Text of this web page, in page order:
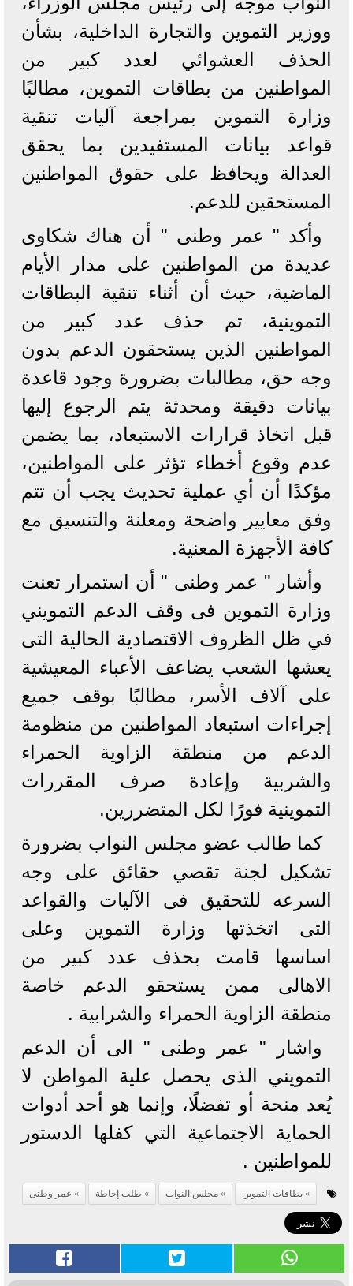
ووزير التموين والتجارة الداخلية، بشأن
الحذف العشوائي لعدد كبير من
المواطنين من بطاقات التموين، مطالبًا
وزارة التموين بمراجعة آليات تنقية
قواعد بيانات المستفيدين بما يحقق
العدالة ويحافظ على حقوق المواطنين
المستحقين للدعم.
وأكد " عمر وطنى " أن هناك شكاوى
عديدة من المواطنين على مدار الأيام
الماضية، حيث أن أثناء تنقية البطاقات
التموينية، تم حذف عدد كبير من
المواطنين الذين يستحقون الدعم بدون
وجه حق، مطالبات بضرورة وجود قاعدة
بيانات دقيقة ومحدثة يتم الرجوع إليها
قبل اتخاذ قرارات الاستبعاد، بما يضمن
عدم وقوع أخطاء تؤثر على المواطنين،
مؤكدًا أن أي عملية تحديث يجب أن تتم
وفق معايير واضحة ومعلنة والتنسيق مع
كافة الأجهزة المعنية.
وأشار " عمر وطنى " أن استمرار تعنت
وزارة التموين فى وقف الدعم التمويني
في ظل الظروف الاقتصادية الحالية التى
يعشها الشعب يضاعف الأعباء المعيشية
على آلاف الأسر، مطالبًا بوقف جميع
إجراءات استبعاد المواطنين من منظومة
الدعم من منطقة الزاوية الحمراء
والشربية وإعادة صرف المقررات
التموينية فورًا لكل المتضررين.
كما طالب عضو مجلس النواب بضرورة
تشكيل لجنة تقصي حقائق على وجه
السرعه للتحقيق فى الآليات والقواعد
التى اتخذتها وزارة التموين وعلى
اساسها قامت بحذف عدد كبير من
الاهالى ممن يستحقو الدعم خاصة
منطقة الزاوية الحمراء والشرابية .
واشار " عمر وطنى " الى أن الدعم
التمويني الذى يحصل علية المواطن لا
يُعد منحة أو تفضلًا، وإنما هو أحد أدوات
الحماية الاجتماعية التي كفلها الدستور
للمواطنين .
بطاقات التموين مجلس النواب طلب إحاطة عمر وطنى